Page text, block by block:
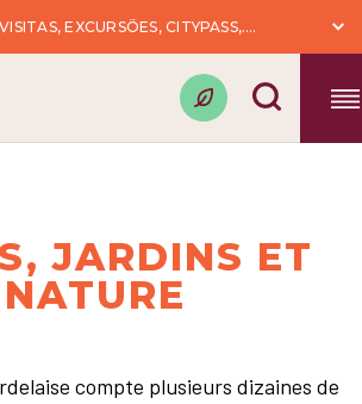
VISITAS, EXCURSÕES, CITYPASS,….
JARDINS ET
NATURE
compte plusieurs dizaines de